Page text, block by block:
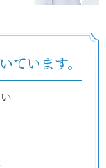
ています。